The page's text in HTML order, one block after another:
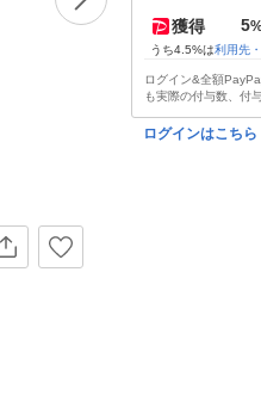
獲得 5
うち4.5%は利用先
ログイン&全額
も実際の付与数、付
ログインはこちら